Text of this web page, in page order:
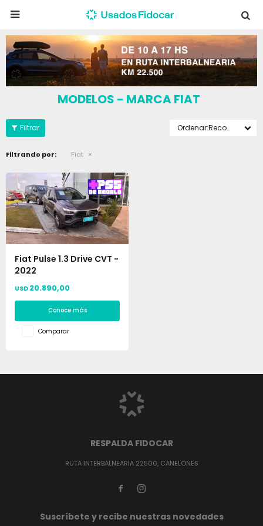

MODELOS - MARCA FIAT
Recomendados
Filtrando por: Fiat
Fiat Pulse 1.3 Drive CVT -
2022
USD 20.890,00
Conoce más
Comparar
RESPALDA FIDOCAR
RUTA INTERBALNEARIA 22500, CANELONES
 
Suscríbete y recibe nuestras novedades